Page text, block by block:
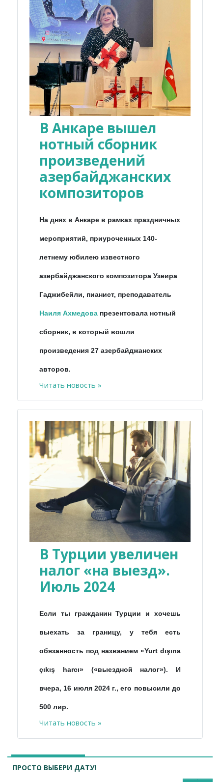
В Анкаре вышел
нотный сборник
произведений
азербайджанских
композиторов
На днях в Анкаре в рамках праздничных
мероприятий, приуроченных 140-
летнему юбилею известного
азербайджанского композитора Узеира
Гаджибейли, пианист, преподаватель
Наиля Ахмедова презентовала нотный
сборник, в который вошли
произведения 27 азербайджанских
авторов.
Читать новость »
В Турции увеличен
налог «на выезд».
Июль 2024
Если ты гражданин Турции и хочешь
выехать за границу, у тебя есть
обязанность под названием «Yurt dışına
çıkış harcı» («выездной налог»). И
вчера, 16 июля 2024 г., его повысили до
500 лир.
Читать новость »
ПРОСТО ВЫБЕРИ ДАТУ!